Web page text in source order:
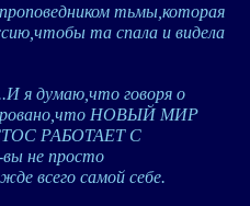
тьмы,которая
та спала и видела
я думаю,что говоря о
НОВЫЙ МИР
РАБОТАЕТ С
не просто
всего самой себе.